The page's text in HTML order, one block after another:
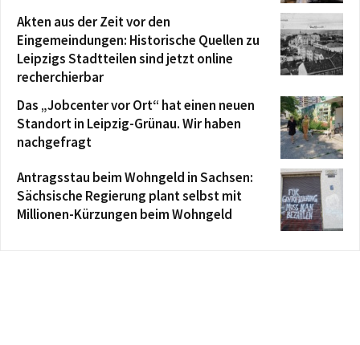
Akten aus der Zeit vor den
Eingemeindungen: Historische Quellen zu
Leipzigs Stadtteilen sind jetzt online
recherchierbar
Das „Jobcenter vor Ort“ hat einen neuen
Standort in Leipzig-Grünau. Wir haben
nachgefragt
Antragsstau beim Wohngeld in Sachsen:
Sächsische Regierung plant selbst mit
Millionen-Kürzungen beim Wohngeld